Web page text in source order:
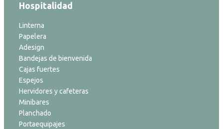
Hospitalidad
Linterna
Papelera
Adesign
Bandejas de bienvenida
Cajas fuertes
Espejos
Hervidores y cafeteras
Minibares
Planchado
Portaequipajes